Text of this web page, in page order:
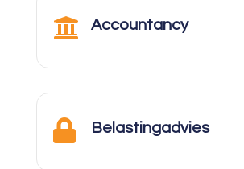
 Accountancy
 Belastingadvies